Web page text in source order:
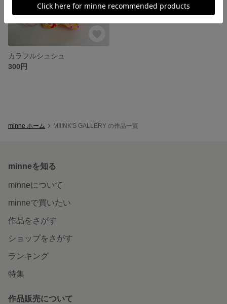
カラフルシュシュ
300円
minne ホーム MIIINK'S GALLERY の作品一覧
minneを知る
minneについて
minneで買いたい
作品をさがす
ショップをさがす
ランキング
特集
作品販売について